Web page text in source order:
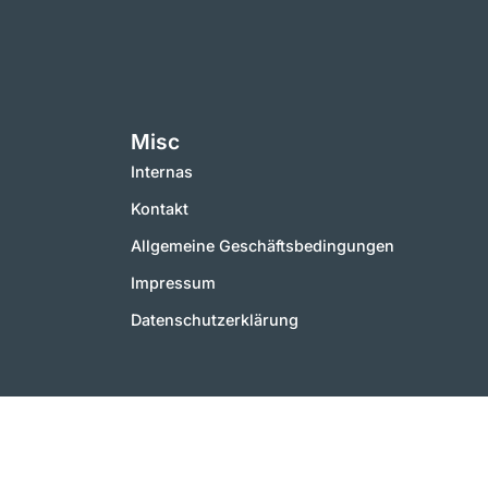
Misc
Internas
Kontakt
Allgemeine Geschäftsbedingungen
Impressum
Datenschutzerklärung